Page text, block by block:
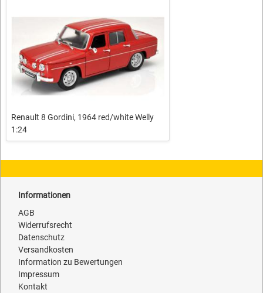
Renault 8 Gordini, 1964 red/white Welly
1:24
Informationen
AGB
Widerrufsrecht
Datenschutz
Versandkosten
Information zu Bewertungen
Impressum
Kontakt